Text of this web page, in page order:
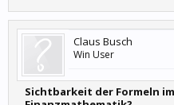
Claus Busch
Win User
Sichtbarkeit der Formeln